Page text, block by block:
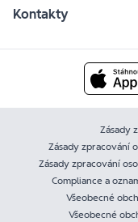
Kontakty
Zásady
Zásady zpracování
Zásady zpracování
Compliance a
Všeobecné
Všeobecné